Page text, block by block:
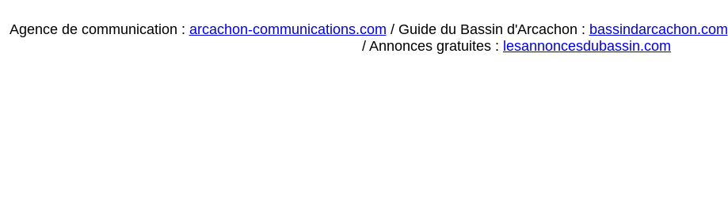
Agence de communication : arcachon-communications.com / Guide du Bassin d'Arcachon : bassindarcachon.com
/ Annonces gratuites : lesannoncesdubassin.com